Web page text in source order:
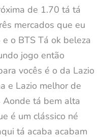
de 1.70 tá tá
mercados que eu
o BTS Tá ok beleza
jogo então
vocês é o da Lazio
e Lazio melhor de
Aonde tá bem alta
é um clássico né
tá acaba acabam